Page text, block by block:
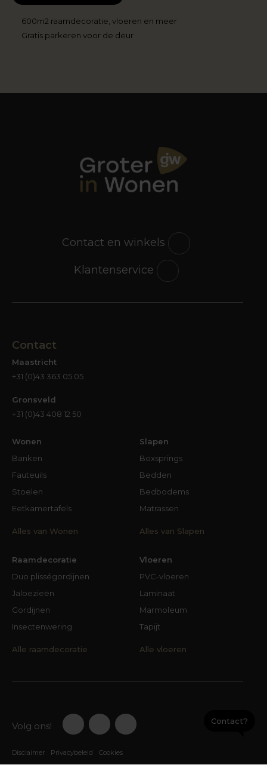
600m2 raamdecoratie, vloeren en meer
Gratis parkeren voor de deur
Contact en winkels
Klantenservice
Contact
Maastricht
+31 (0)43 363 05 05
Gronsveld
+31 (0)43 408 12 50
Wonen
Banken
Fauteuils
Stoelen
Eetkamertafels
Alles van Wonen
Slapen
Boxsprings
Bedden
Bedbodems
Matrassen
Alles van Slapen
Raamdecoratie
Duo plisségordijnen
Jaloezieën
Gordijnen
Insectenwering
Alle raamdecoratie
Vloeren
PVC-vloeren
Laminaat
Marmoleum
Tapijt
Alle vloeren
Volg ons!
Disclaimer Privacybeleid Cookies
Contact?